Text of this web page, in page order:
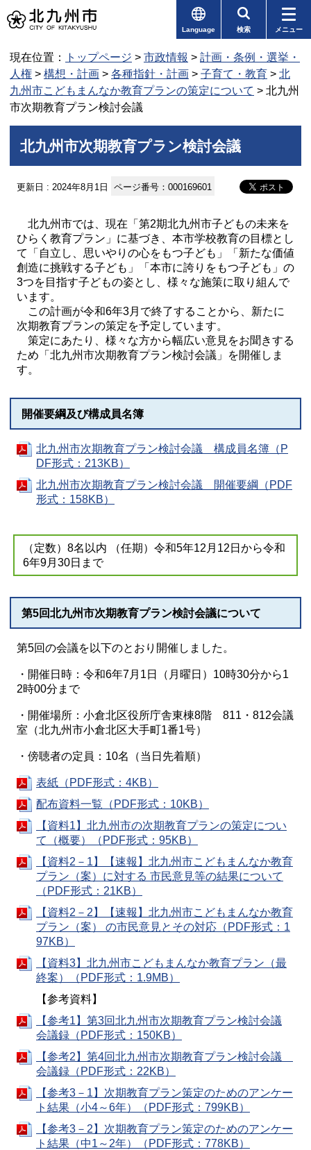
Language 検索 メニュー
現在位置： トップページ > 市政情報 > 計画・条例・選挙・
人権 > 構想・計画 > 各種指針・計画 > 子育て・教育 > 北
九州市こどもまんなか教育プランの策定について > 北九州
市次期教育プラン検討会議
北九州市次期教育プラン検討会議
更新日 : 2024年8月1日 ページ番号：000169601
北九州市では、現在「第2期北九州市子どもの未来を
ひらく教育プラン」に基づき、本市学校教育の目標とし
て「自立し、思いやりの心をもつ子ども」「新たな価値
創造に挑戦する子ども」「本市に誇りをもつ子ども」の
3つを目指す子どもの姿とし、様々な施策に取り組んで
います。
この計画が令和6年3月で終了することから、新たに
次期教育プランの策定を予定しています。
策定にあたり、様々な方から幅広い意見をお聞きする
ため「北九州市次期教育プラン検討会議」を開催しま
す。
開催要綱及び構成員名簿
北九州市次期教育プラン検討会議 構成員名簿（P
DF形式：213KB）
北九州市次期教育プラン検討会議 開催要綱（PDF
形式：158KB）
（定数）8名以内 （任期）令和5年12月12日から令和
6年9月30日まで
第5回北九州市次期教育プラン検討会議について
第5回の会議を以下のとおり開催しました。
・開催日時：令和6年7月1日（月曜日）10時30分から1
2時00分まで
・開催場所：小倉北区役所庁舎東棟8階 811・812会議
室（北九州市小倉北区大手町1番1号）
・傍聴者の定員：10名（当日先着順）
表紙（PDF形式：4KB）
配布資料一覧（PDF形式：10KB）
【資料1】北九州市の次期教育プランの策定につい
て（概要）（PDF形式：95KB）
【資料2－1】【速報】北九州市こどもまんなか教育
プラン（案）に対する 市民意見等の結果について
（PDF形式：21KB）
【資料2－2】【速報】北九州市こどもまんなか教育
プラン（案） の市民意見とその対応（PDF形式：1
97KB）
【資料3】北九州市こどもまんなか教育プラン（最
終案）（PDF形式：1.9MB）
【参考資料】
【参考1】第3回北九州市次期教育プラン検討会議
会議録（PDF形式：150KB）
【参考2】第4回北九州市次期教育プラン検討会議
会議録（PDF形式：22KB）
【参考3－1】次期教育プラン策定のためのアンケー
ト結果（小4～6年）（PDF形式：799KB）
【参考3－2】次期教育プラン策定のためのアンケー
ト結果（中1～2年）（PDF形式：778KB）